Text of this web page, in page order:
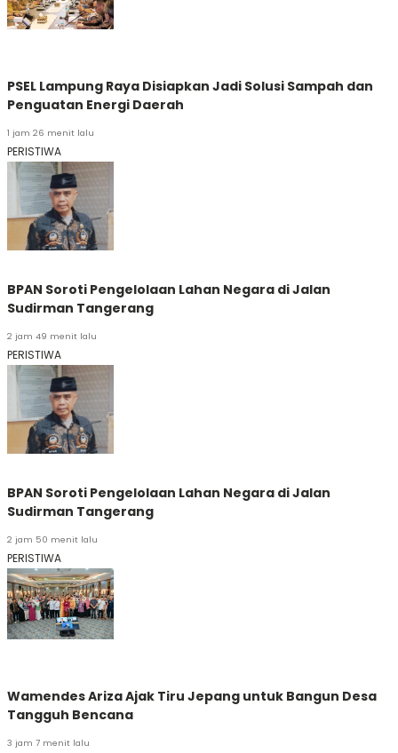
PSEL Lampung Raya Disiapkan Jadi Solusi Sampah dan
Penguatan Energi Daerah
1 jam 26 menit lalu
PERISTIWA
BPAN Soroti Pengelolaan Lahan Negara di Jalan
Sudirman Tangerang
2 jam 49 menit lalu
PERISTIWA
BPAN Soroti Pengelolaan Lahan Negara di Jalan
Sudirman Tangerang
2 jam 50 menit lalu
PERISTIWA
Wamendes Ariza Ajak Tiru Jepang untuk Bangun Desa
Tangguh Bencana
3 jam 7 menit lalu